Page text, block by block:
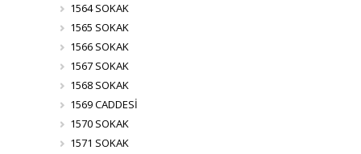
1564 SOKAK
1565 SOKAK
1566 SOKAK
1567 SOKAK
1568 SOKAK
1569 CADDESİ
1570 SOKAK
1571 SOKAK